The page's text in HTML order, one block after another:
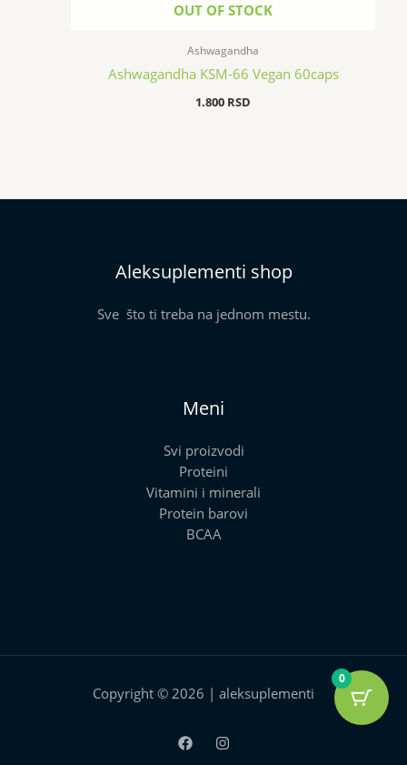
OUT OF STOCK
Ashwagandha
Ashwagandha KSM-66 Vegan 60caps
1.800 RSD
Aleksuplementi shop
Sve što ti treba na jednom mestu.
Meni
Svi proizvodi
Proteini
Vitamini i minerali
Protein barovi
BCAA
Copyright © 2026 | aleksuplementi
0